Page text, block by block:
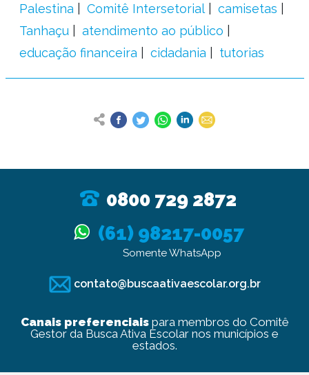
Palestina
Comitê Intersetorial
camisetas
Tanhaçu
atendimento ao público
educação financeira
cidadania tutorias
0800 729 2872
(61) 98217-0057
Somente WhatsApp
contato@buscaativaescolar.org.br
Canais preferenciaispara membros do Comitê
Gestor da Busca Ativa Escolar nos municípios e
estados.